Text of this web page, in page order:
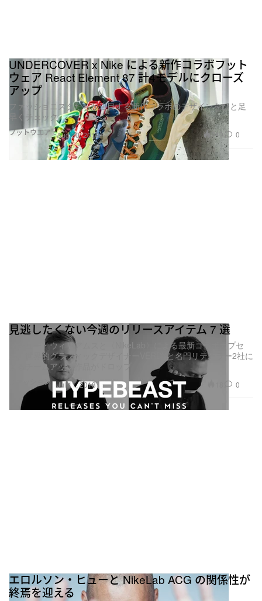
フットウエア
UNDERCOVER x Nike による新作コラボフット
ウェア React Element 87 計4モデルにクローズ
アップ
ファッショニスタたちが注目する新作コラボのデザインをひと足
早くチェック
Aug 30, 2018 240 0
ファッション
見逃したくない今週のリリースアイテム 7 選
マシュー・ウィリアムスと〈NikeLab〉による最新コラボカプセ
ル、世界的グラフィックデザイナーVERDYと名門リテーラー2社に
よるチームアップ作品がドロップ
Jul 11, 2018 0
エロルソン・ヒューと NikeLab ACG の関係性が
終焉を迎える